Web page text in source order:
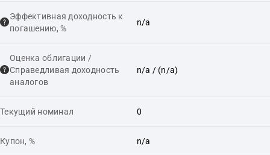
Эффективная доходность к
погашению, %
n/a
Оценка облигации /
Справедливая доходность
аналогов
n/a / (n/a)
Текущий номинал 0
Купон, % n/a